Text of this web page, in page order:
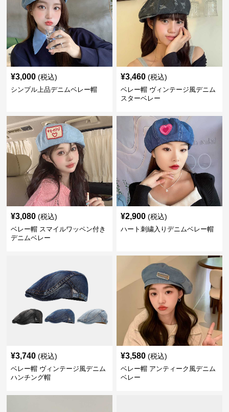
¥3,000 (税込)
シンプル上品デニムベレー帽
¥3,460 (税込)
ベレー帽 ヴィンテージ風デニム
スターベレー
¥3,080 (税込)
ベレー帽 スマイルワッペン付き
デニムベレー
¥2,900 (税込)
ハート刺繍入りデニムベレー帽
¥3,740 (税込)
ベレー帽 ヴィンテージ風デニム
ハンチング帽
¥3,580 (税込)
ベレー帽 アンティーク風デニム
ベレー